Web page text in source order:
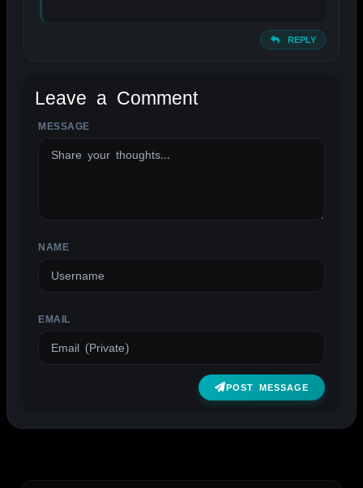
REPLY
Leave a Comment
MESSAGE
NAME
EMAIL
POST MESSAGE
ALTERNATIVE: